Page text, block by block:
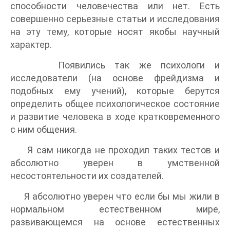
способности человечества или нет. Есть
совершенно серьезные статьи и исследования
на эту тему, которые носят якобы научный
характер.
Появились так же психологи и
исследователи (на основе фрейдизма и
подобных ему учений), которые берутся
определить общее психологическое состояние
и развитие человека в ходе кратковременного
с ним общения.
Я сам никогда не проходил таких тестов и
абсолютно уверен в умственной
несостоятельности их создателей.
Я абсолютно уверен что если бы мы жили в
нормальном естественном мире,
развивающемся на основе естественных